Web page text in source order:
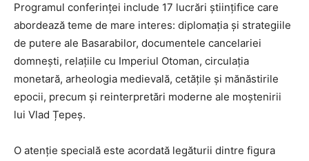
Programul conferinței include 17 lucrări științifice care
abordează teme de mare interes: diplomația și strategiile
de putere ale Basarabilor, documentele cancelariei
domnești, relațiile cu Imperiul Otoman, circulația
monetară, arheologia medievală, cetățile și mănăstirile
epocii, precum și reinterpretări moderne ale moștenirii
lui Vlad Țepeș.
O atenție specială este acordată legăturii dintre figura